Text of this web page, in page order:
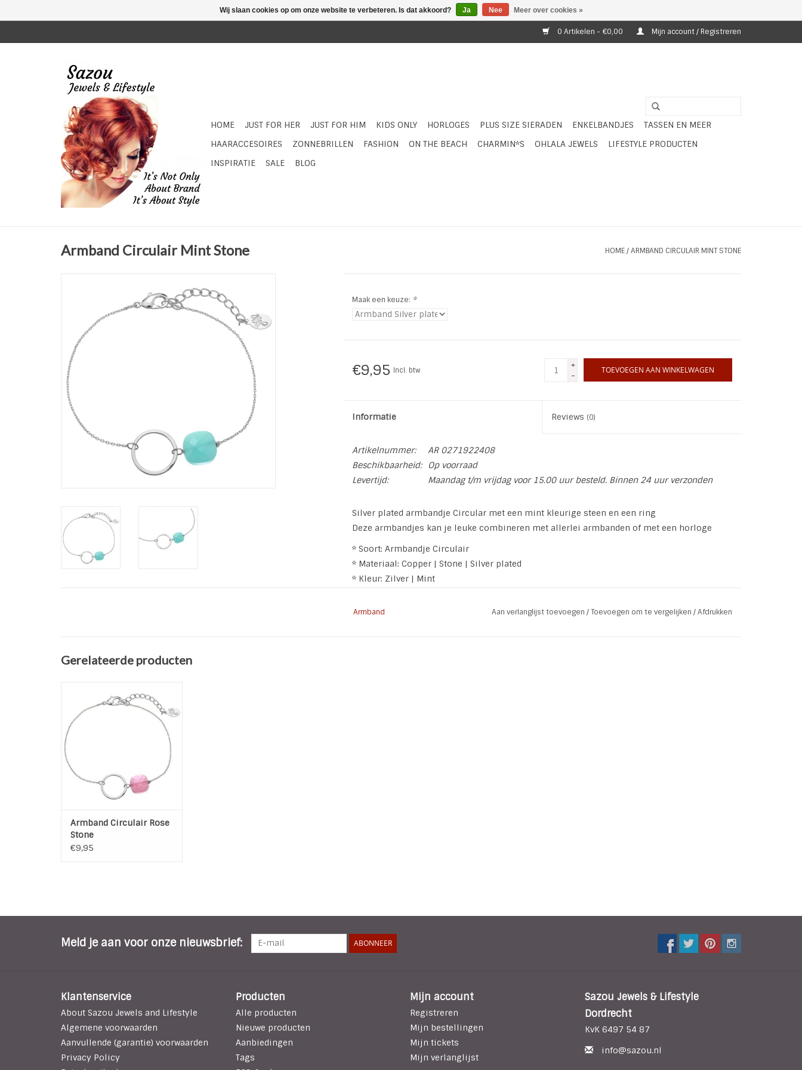
0 Artikelen - €0,00 Mijn account / Registreren
HOME JUST FOR HER JUST FOR HIM KIDS ONLY HORLOGES PLUS SIZE SIERADEN ENKELBANDJES
TASSEN EN MEER
HAARACCESOIRES
ZONNEBRILLEN FASHION ON THE BEACH CHARMIN*S OHLALA JEWELS
LIFESTYLE PRODUCTEN
INSPIRATIE
SALE BLOG
Armband Circulair Mint Stone HOME/ARMBAND CIRCULAIR MINT STONE
Maak een keuze: *
€9,95 Incl. btw
+
-
TOEVOEGEN AAN WINKELWAGEN
Informatie Reviews (0)
Artikelnummer:
AR 0271922408
Beschikbaarheid:
Op voorraad
Levertijd:
Maandag t/m vrijdag voor 15.00 uur besteld. Binnen 24 uur verzonden
Silver plated armbandje Circular met een mint kleurige steen en een ring
Deze armbandjes kan je leuke combineren met allerlei armbanden of met een horloge
* Soort: Armbandje Circulair
* Materiaal: Copper | Stone | Silver plated
* Kleur: Zilver | Mint
* Formaat steen: 7 x 7 cm
Armband Aan verlanglijst toevoegen /Toevoegen om te vergelijken /Afdrukken
Gerelateerde producten
Kleur: Zilver | Roze
Materiaal: Copper | Stone
Lengte armband: 16 cm +
verlengkettinkje van 2,5 cm
TOEVOEGEN AAN WINKELWAGEN
Armband Circulair Rose
Stone
€9,95
Meld je aan voor onze nieuwsbrief: ABONNEER
Klantenservice
About Sazou Jewels and Lifestyle
Algemene voorwaarden
Aanvullende (garantie) voorwaarden
Privacy Policy
Producten
Alle producten
Nieuwe producten
Aanbiedingen
Tags
Mijn account
Registreren
Mijn bestellingen
Mijn tickets
Mijn verlanglijst
Sazou Jewels & Lifestyle
Dordrecht
KvK 6497 54 87
info@sazou.nl
Wij slaan cookies op om onze website te verbeteren. Is dat akkoord? Ja Nee Meer over cookies »